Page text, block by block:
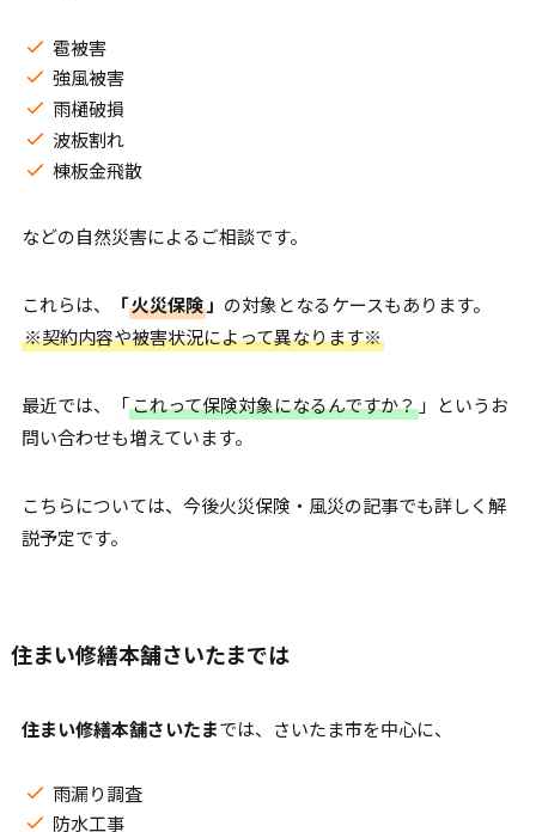
雹被害
強風被害
雨樋破損
波板割れ
棟板金飛散
などの自然災害によるご相談です。
これらは、 「火災保険」 の対象となるケースもあります。
※契約内容や被害状況によって異なります※
最近では、「これって保険対象になるんですか？」というお
問い合わせも増えています。
こちらについては、今後火災保険・風災の記事でも詳しく解
説予定です。
住まい修繕本舗さいたまでは
住まい修繕本舗さいたまでは、さいたま市を中心に、
雨漏り調査
防水工事